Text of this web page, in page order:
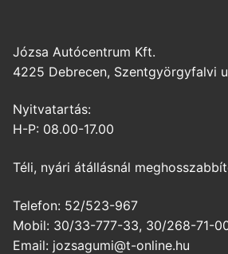
Józsa Autócentrum Kft.
4225 Debrecen, Szentgyörgyfalvi
Nyitvatartás:
H-P: 08.00-17.00
Téli, nyári átállásnál
Telefon: 52/523-967
Mobil: 30/33-777-33, 30/268-71-
Email: jozsagumi@t-online.hu